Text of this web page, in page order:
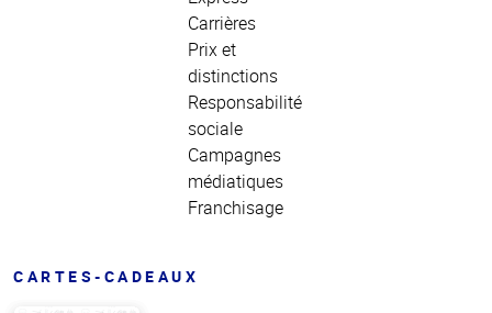
Carrières
Prix et
distinctions
Responsabilité
sociale
Campagnes
médiatiques
Franchisage
CARTES-CADEAUX